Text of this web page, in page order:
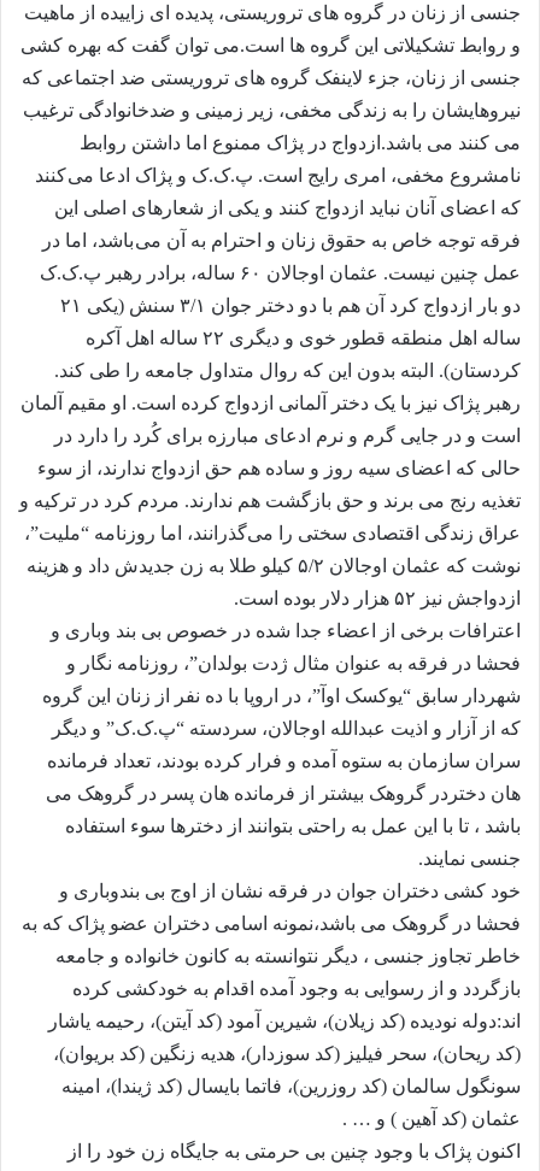
جنسی از زنان در گروه های تروریستی، پدیده ای زاییده از ماهیت
و روابط تشکیلاتی این گروه ها است.می توان گفت که بهره کشی
جنسی از زنان، جزء لاینفک گروه های تروریستی ضد اجتماعی که
نیروهایشان را به زندگی مخفی، زیر زمینی و ضدخانوادگی ترغیب
می کنند می باشد.ازدواج در پژاک ممنوع اما داشتن روابط
نامشروع مخفی، امری رایج است. پ.ک.ک و پژاک ادعا می کنند
که اعضای آنان نباید ازدواج کنند و یکی از شعارهای اصلی این
فرقه توجه خاص به حقوق زنان و احترام به آن می باشد، اما در
عمل چنین نیست. عثمان اوجالان ۶۰ ساله، برادر رهبر پ.ک.ک
دو بار ازدواج کرد آن هم با دو دختر جوان ۳/۱ سنش (یکی ۲۱
ساله اهل منطقه قطور خوی و دیگری ۲۲ ساله اهل آکره
کردستان). البته بدون این که روال متداول جامعه را طی کند.
رهبر پژاک نیز با یک دختر آلمانی ازدواج کرده است. او مقیم آلمان
است و در جایی گرم و نرم ادعای مبارزه برای کُرد را دارد در
حالی که اعضای سیه روز و ساده هم حق ازدواج ندارند، از سوء
تغذیه رنج می برند و حق بازگشت هم ندارند. مردم کرد در ترکیه و
عراق زندگی اقتصادی سختی را می‌گذرانند، اما روزنامه “ملیت”،
نوشت که عثمان اوجالان ۵/۲ کیلو طلا به زن جدیدش داد و هزینه
ازدواجش نیز ۵۲ هزار دلار بوده است.
اعترافات برخی از اعضاء جدا شده در خصوص بی بند وباری و
فحشا در فرقه به عنوان مثال ژدت بولدان”، روزنامه ‌نگار و
شهردار سابق “یوکسک اوآ”، در اروپا با ده نفر از زنان این گروه
که از آزار و اذیت عبدالله اوجالان، سردسته “پ.ک.ک” و دیگر
سران سازمان به ستوه آمده و فرار کرده بودند، تعداد فرمانده
هان دختردر گروهک بیشتر از فرمانده هان پسر در گروهک می
باشد ، تا با این عمل به راحتی بتوانند از دخترها سوء استفاده
جنسی نمایند.
خود کشی دختران جوان در فرقه نشان از اوج بی بندوباری و
فحشا در گروهک می باشد،نمونه اسامی دختران عضو پژاک که به
خاطر تجاوز جنسی ، دیگر نتوانسته به کانون خانواده و جامعه
بازگردد و از رسوایی به وجود آمده اقدام به خودکشی کرده
اند:دوله نودیده (کد زیلان)، شیرین آمود (کد آیتن)، رحیمه یاشار
(کد ریحان)، سحر فیلیز (کد سوزدار)، هدیه زنگین (کد بریوان)،
سونگول سالمان (کد روزرین)، فاتما بایسال (کد ژیندا)، امینه
عثمان (کد آهین ) و … .
اکنون پژاک با وجود چنین بی حرمتی به جایگاه زن خود را از